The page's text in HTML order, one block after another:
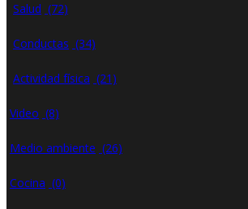
Salud (72)
Conductas (34)
Actividad física (21)
Video (8)
Medio ambiente (26)
Cocina (0)